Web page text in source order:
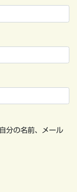
分の名前、メール